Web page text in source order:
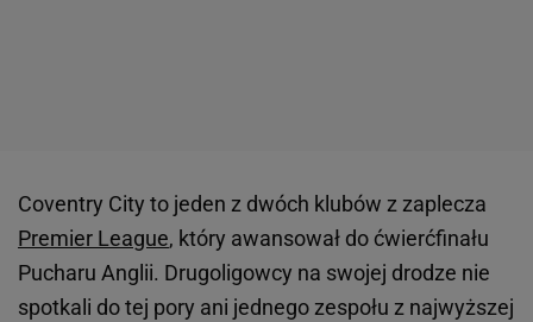
Coventry City to jeden z dwóch klubów z zaplecza
Premier League, który awansował do ćwierćfinału
Pucharu Anglii. Drugoligowcy na swojej drodze nie
spotkali do tej pory ani jednego zespołu z najwyższej